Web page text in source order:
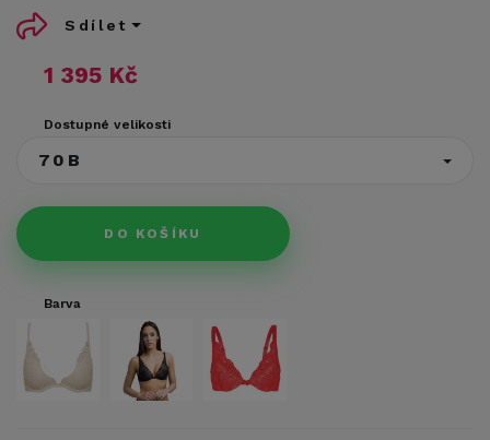
1 395 Kč
Dostupné velikosti
70B
DO KOŠÍKU
Sdílet
Barva